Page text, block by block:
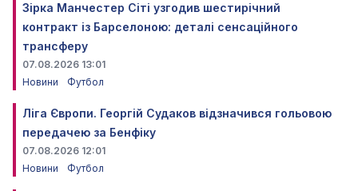
Зірка Манчестер Сіті узгодив шестирічний
контракт із Барселоною: деталі сенсаційного
трансферу
07.08.2026 13:01
Новини
Футбол
Ліга Європи. Георгій Судаков відзначився гольовою
передачею за Бенфіку
07.08.2026 12:01
Новини
Футбол